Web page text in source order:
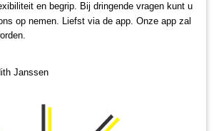
en begrip. Bij dringende vragen kunt u
op nemen. Liefst via de app. Onze app zal
Janssen